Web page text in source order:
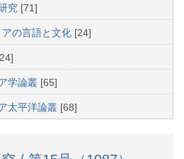
究 [71]
アの言語と文化 [24]
学論叢 [65]
太平洋論叢 [68]